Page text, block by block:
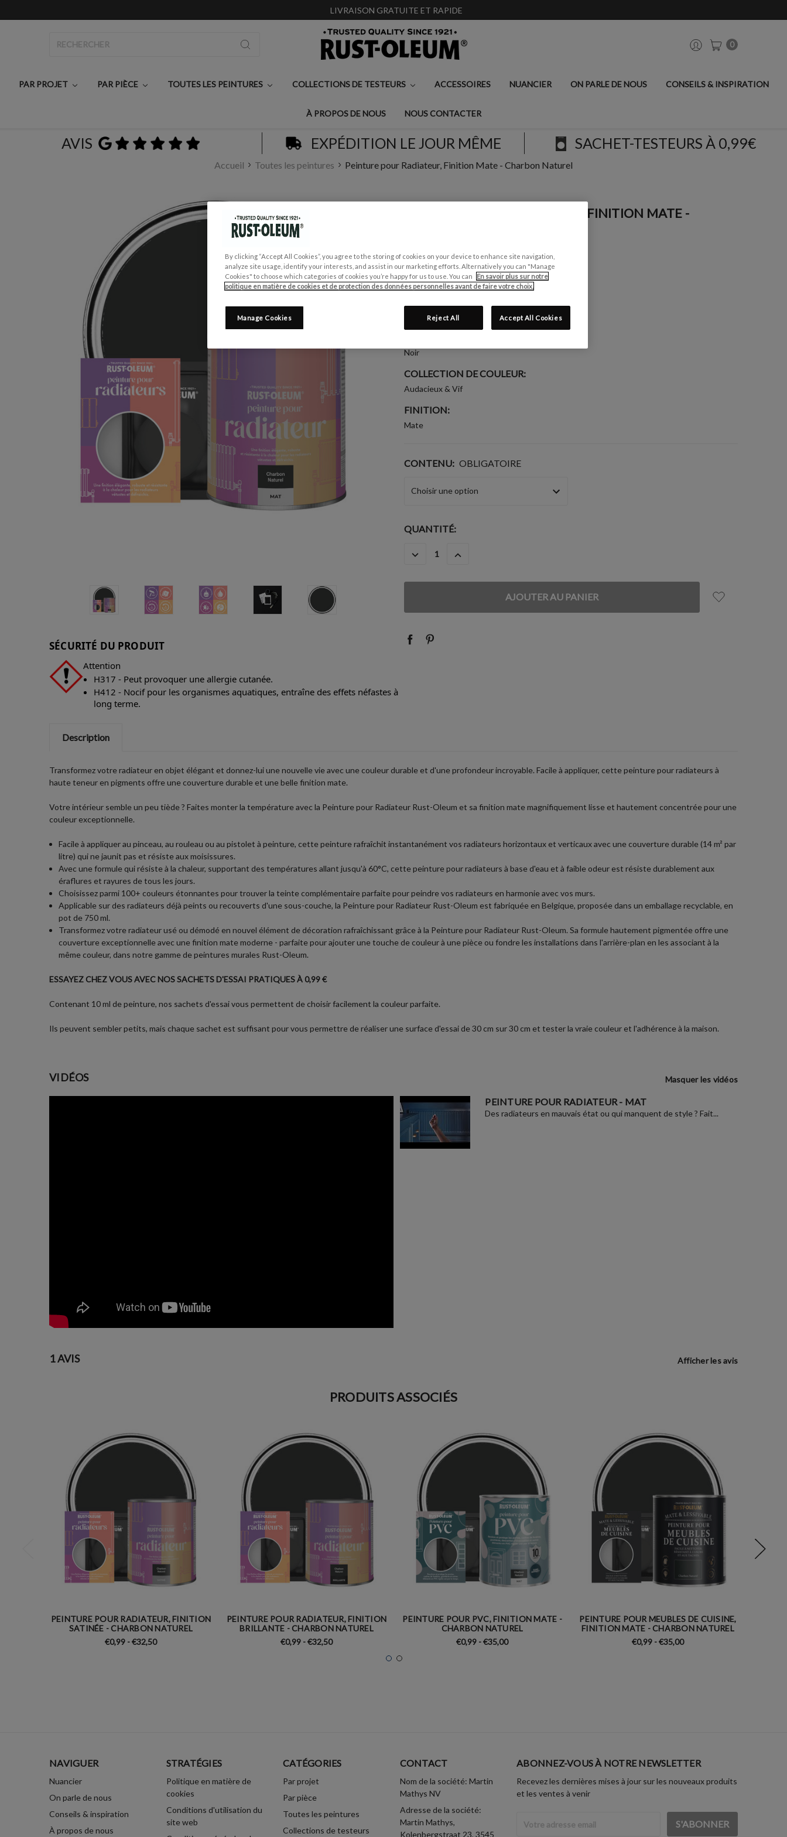
LIVRAISON GRATUITE ET RAPIDE
0
PAR PROJET PAR PIÈCE TOUTES LES PEINTURES COLLECTIONS DE TESTEURS ACCESSOIRES NUANCIER ON PARLE DE NOUS CONSEILS & INSPIRATION
À PROPOS DE NOUS NOUS CONTACTER
AVIS EXPÉDITION LE JOUR MÊME SACHET-TESTEURS À 0,99€
Accueil Toutes les peintures Peinture pour Radiateur, Finition Mate - Charbon Naturel
PEINTURE POUR RADIATEUR, FINITION MATE -
(1)
Écrire un avis
Radiateurs
Noir
COLLECTION DE COULEUR:
Audacieux & Vif
FINITION:
Mate
CONTENU: OBLIGATOIRE
STOCK
QUANTITÉ:
DIMINUER
:
AUGMENTER
:
SÉCURITÉ DU PRODUIT
Attention
H317 - Peut provoquer une allergie cutanée.
H412 - Nocif pour les organismes aquatiques, entraîne des effets néfastes à
long terme.
Description
Transformez votre radiateur en objet élégant et donnez-lui une nouvelle vie avec une couleur durable et d'une profondeur incroyable. Facile à appliquer, cette peinture pour radiateurs à
haute teneur en pigments offre une couverture durable et une belle finition mate.
Votre intérieur semble un peu tiède ? Faites monter la température avec la Peinture pour Radiateur Rust-Oleum et sa finition mate magnifiquement lisse et hautement concentrée pour une
couleur exceptionnelle.
Facile à appliquer au pinceau, au rouleau ou au pistolet à peinture, cette peinture rafraîchit instantanément vos radiateurs horizontaux et verticaux avec une couverture durable (14 m² par
litre) qui ne jaunit pas et résiste aux moisissures.
Avec une formule qui résiste à la chaleur, supportant des températures allant jusqu'à 60°C, cette peinture pour radiateurs à base d'eau et à faible odeur est résiste durablement aux
éraflures et rayures de tous les jours.
Choisissez parmi 100+ couleurs étonnantes pour trouver la teinte complémentaire parfaite pour peindre vos radiateurs en harmonie avec vos murs.
Applicable sur des radiateurs déjà peints ou recouverts d'une sous-couche, la Peinture pour Radiateur Rust-Oleum est fabriquée en Belgique, proposée dans un emballage recyclable, en
pot de 750 ml.
Transformez votre radiateur usé ou démodé en nouvel élément de décoration rafraîchissant grâce à la Peinture pour Radiateur Rust-Oleum. Sa formule hautement pigmentée offre une
couverture exceptionnelle avec une finition mate moderne - parfaite pour ajouter une touche de couleur à une pièce ou fondre les installations dans l'arrière-plan en les associant à la
même couleur, dans notre gamme de peintures murales Rust-Oleum.
ESSAYEZ CHEZ VOUS AVEC NOS SACHETS D'ESSAI PRATIQUES À 0,99 €
Contenant 10 ml de peinture, nos sachets d'essai vous permettent de choisir facilement la couleur parfaite.
Ils peuvent sembler petits, mais chaque sachet est suffisant pour vous permettre de réaliser une surface d'essai de 30 cm sur 30 cm et tester la vraie couleur et l'adhérence à la maison.
VIDÉOS Masquer les vidéos
PEINTURE POUR RADIATEUR - MAT
Des radiateurs en mauvais état ou qui manquent de style ? Fait...
1 AVIS Afficher les avis
PRODUITS ASSOCIÉS
PEINTURE POUR RADIATEUR, FINITION
SATINÉE - CHARBON NATUREL
€0,99 - €32,50
PEINTURE POUR RADIATEUR, FINITION
BRILLANTE - CHARBON NATUREL
€0,99 - €32,50
PEINTURE POUR PVC, FINITION MATE -
CHARBON NATUREL
€0,99 - €35,00
PEINTURE POUR MEUBLES DE CUISINE,
FINITION MATE - CHARBON NATUREL
€0,99 - €35,00
NAVIGUER
Nuancier
On parle de nous
Conseils & inspiration
À propos de nous
STRATÉGIES
Politique en matière de
cookies
Conditions d'utilisation du
site web
CATÉGORIES
Par projet
Par pièce
Toutes les peintures
Collections de testeurs
CONTACT
Nom de la société: Martin
Mathys NV
Adresse de la société:
Martin Mathys,
Kolenbergstraat 23, 3545
ABONNEZ-VOUS À NOTRE NEWSLETTER
Recevez les dernières mises à jour sur les nouveaux produits
et les ventes à venir
Email
By clicking “Accept All Cookies”, you agree to the storing of cookies on your device to enhance site navigation,
analyze site usage, identify your interests, and assist in our marketing efforts. Alternatively you can "Manage
Cookies" to choose which categories of cookies you’re happy for us to use. You can
En savoir plus sur notre
politique en matière de cookies et de protection des données personnelles avant de faire votre choix.
Reject All Accept All Cookies
Manage Cookies